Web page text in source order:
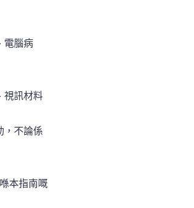
電腦病
視訊材料
，不論係
本指南嘅